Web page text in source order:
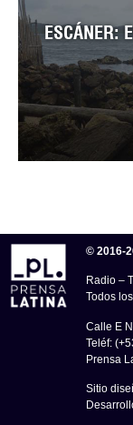
© 2016-
Radio –
Todos
Calle E
Teléf:
Prensa
Sitio